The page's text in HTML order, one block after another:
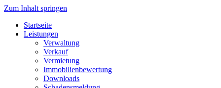
Zum Inhalt springen
Startseite
Leistungen
Verwaltung
Verkauf
Vermietung
Immobilienbewertung
Downloads